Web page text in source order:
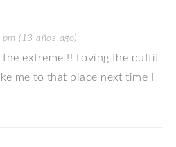
(13 años ago)
extreme !! Loving the outfit
me to that place next time I